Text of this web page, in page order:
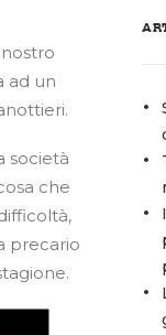
ad un
società
che
precario